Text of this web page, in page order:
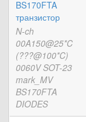
BS170FTA
транзистор
N-ch
00A150@25*C
(???@100*C)
0060V SOT-23
mark_MV
BS170FTA
DIODES